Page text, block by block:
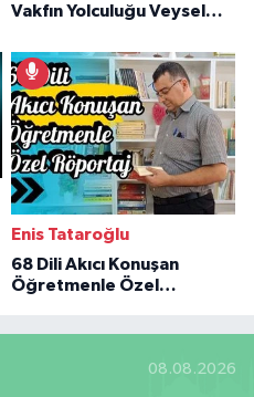
Vakfın Yolculuğu Veysel
Enis Tataroğlu
68 Dili Akıcı Konuşan
Öğretmenle Özel
08.08.2026